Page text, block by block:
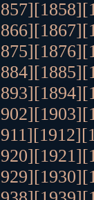
[1858]
[1867]
[1876]
[1885]
[1894]
[1903]
[1912]
[1921]
[1930]